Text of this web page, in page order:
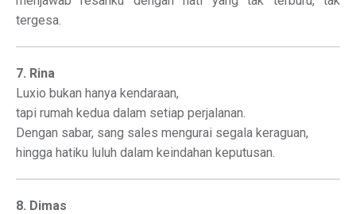
tergesa.
7. Rina
Luxio bukan hanya kendaraan,
tapi rumah kedua dalam setiap perjalanan.
Dengan sabar, sang sales mengurai segala keraguan,
hingga hatiku luluh dalam keindahan keputusan.
8. Dimas